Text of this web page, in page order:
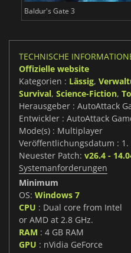
Baldur's Gate 3
TECHNISCHE
Offizielle website
Kategorien : Lässig,
Survival, Science-Fiction,
Herausgeber : AutoAttack
Entwickler : AutoAttack
Mode(s) : Multiplayer
Veröffentlichungsdatum : 1.
Neuester Patch: v26.4 -
Systemanforderungen
Minimum
OS: Windows 7
CPU : Dual core from Intel
or AMD at 2.8 GHz.
RAM : 4 GB RAM
GPU : nVidia GeForce